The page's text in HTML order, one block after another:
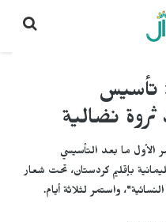
تأسيس
ثروة نضالية
الأول ما بعد التأسيسي
بإقليم كردستان، تحت شعار
واستمر لثلاثة أيام.